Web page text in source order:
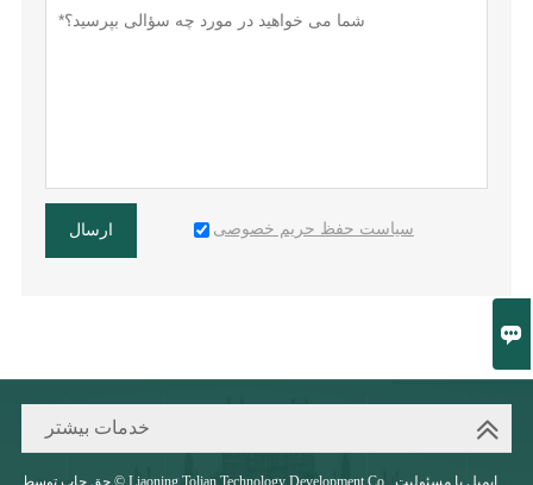

ارسال سیاست حفظ حریم خصوصی
خدمات بیشتر
حق چاپ توسط © Liaoning Tolian Technology Development Co,. ایمیل با مسئولیت